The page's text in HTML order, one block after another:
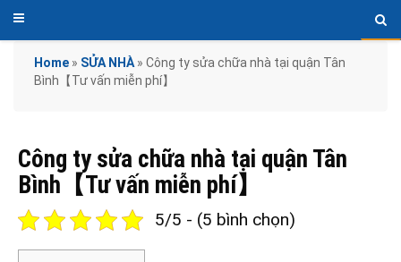
Home » SỬA NHÀ » Công ty sửa chữa nhà tại quận Tân
Bình【Tư vấn miễn phí】
Công ty sửa chữa nhà tại quận Tân
Bình【Tư vấn miễn phí】
5/5 - (5 bình chọn)